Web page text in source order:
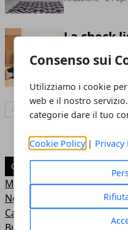
Consenso sui
Utilizziamo i cookie
web e il nostro
categorie dare il tuo
Cookie Policy | Privacy
La check
trasloco
Articolo Successivo
CATEGORIE
Moda
News
Casa